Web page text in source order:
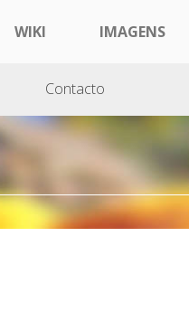
WIKI IMAGENS
Contacto